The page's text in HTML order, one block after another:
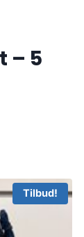
– 5
Tilbud!